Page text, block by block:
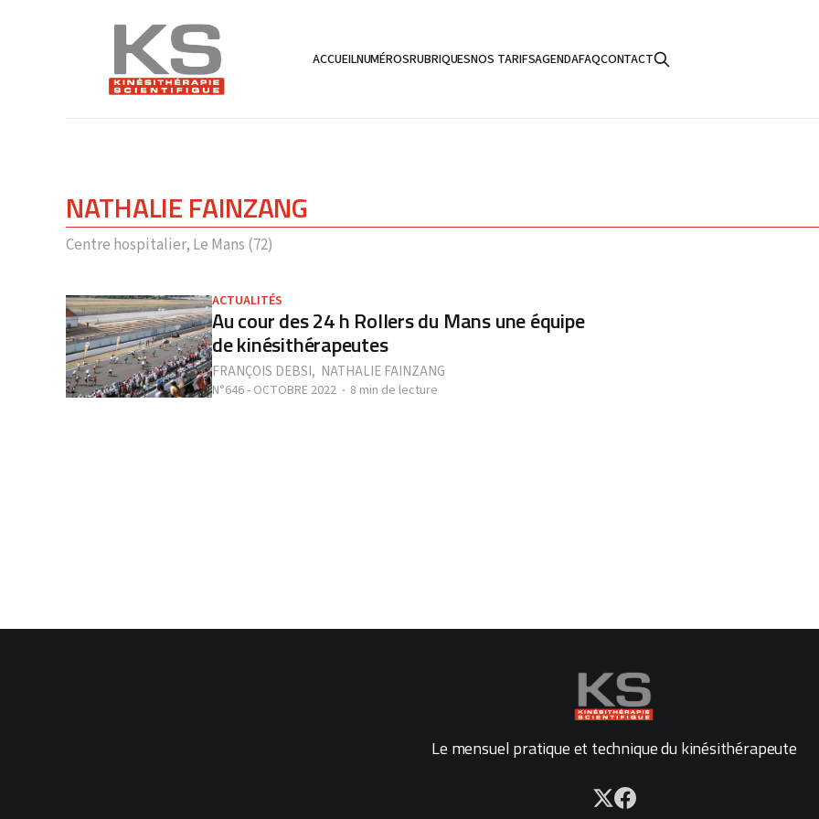
ACCUEILNUMÉROSRUBRIQUESNOS TARIFSAGENDAFAQCONTACT
NATHALIE FAINZANG
Centre hospitalier, Le Mans (72)
ACTUALITÉS
Au cour des 24 h Rollers du Mans une équipe
de kinésithérapeutes
FRANÇOIS DEBSI, NATHALIE FAINZANG
N°646 - OCTOBRE 2022 8 min de lecture
Le mensuel pratique et technique du kinésithérapeute